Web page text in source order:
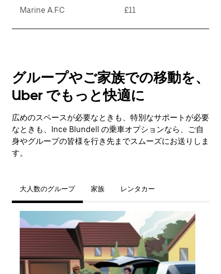
Marine A.F.C £11
グループやご家族での移動を、
Uber でもっと快適に
広めのスペースが必要なときも、特別なサポートが必要
なときも、Ince Blundell の乗車オプションなら、ご自
身やグループの皆様を行き先までスムーズにお送りしま
す。
大人数のグループ 家族 レンタカー